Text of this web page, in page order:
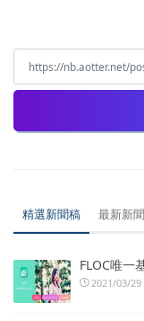
精選新聞稿 最新新
FLOC唯一
2021/03/29